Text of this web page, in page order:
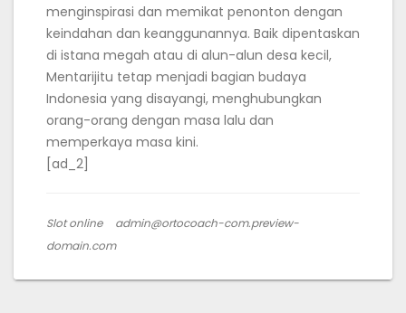
menginspirasi dan memikat penonton dengan
keindahan dan keanggunannya. Baik dipentaskan
di istana megah atau di alun-alun desa kecil,
Mentarijitu tetap menjadi bagian budaya
Indonesia yang disayangi, menghubungkan
orang-orang dengan masa lalu dan
memperkaya masa kini.
[ad_2]
Slot online
admin@ortocoach-com.preview-
domain.com